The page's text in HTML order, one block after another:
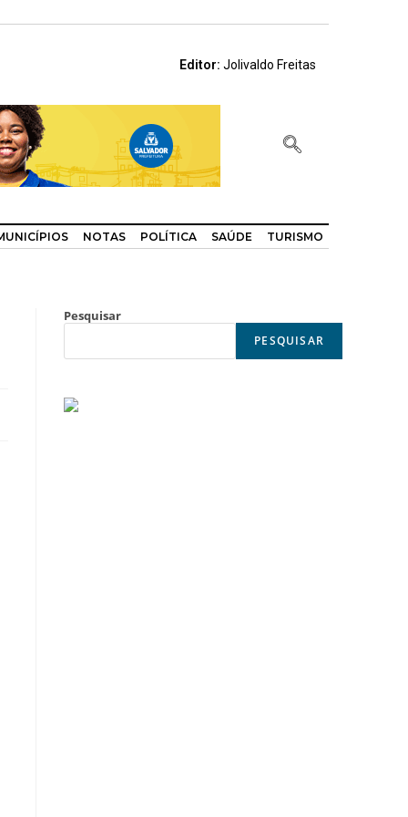
Editor:Jolivaldo Freitas
NOTAS POLÍTICA SAÚDE TURISMO
Pesquisar
PESQUISAR